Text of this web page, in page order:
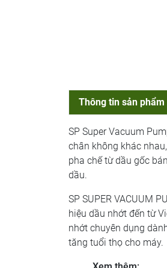
Thông tin sản phẩm
SP Super Vacuum
chân không khác
pha chế từ dầu gốc
dầu.
SP SUPER VACUUM
hiệu dầu nhớt đến từ
nhớt chuyên dụng
tăng tuổi thọ cho máy.